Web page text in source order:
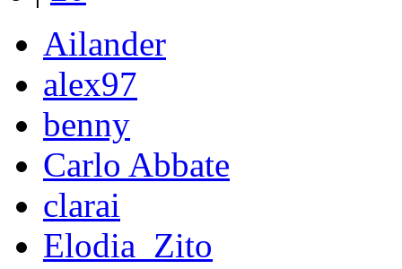
Ailander
alex97
benny
Carlo Abbate
clarai
Elodia_Zito